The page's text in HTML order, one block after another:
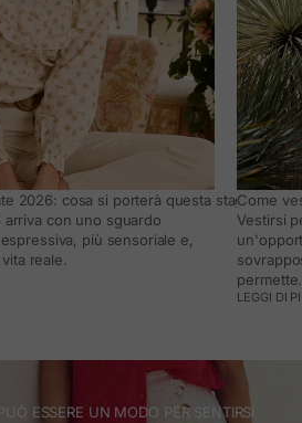
2026: cosa si porterà questa stagione e
con uno sguardo
più sensoriale e,
reale.
Come
Vestirsi
permette.
LEGGI DI
ESSERE UN MODO PER SENTIRSI